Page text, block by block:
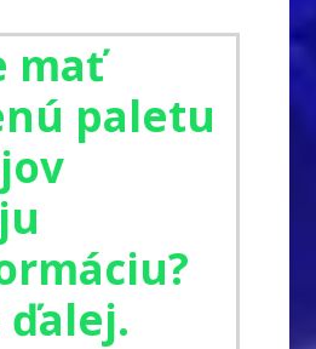
mať
paletu